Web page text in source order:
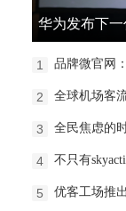
华为发布下
1 品牌微官网
2 全球机场客
3 全民焦虑的
4 不只有
5 优客工场推